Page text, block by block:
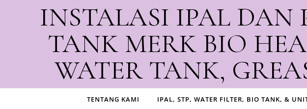
INSTALASI IPAL DAN
TANK MERK BIO
WATER TANK,
TENTANG KAMI IPAL, STP, WATER FILTER, BIO TANK, &